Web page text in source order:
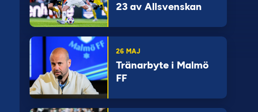
23 av Allsvenskan
26 MAJ
Tränarbyte i Malmö
FF